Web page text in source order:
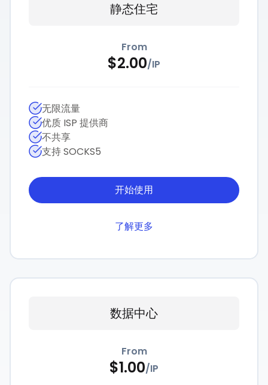
静态住宅
From
$2.00/IP
无限流量
优质 ISP 提供商
不共享
支持 SOCKS5
开始使用
了解更多
数据中心
From
$1.00/IP